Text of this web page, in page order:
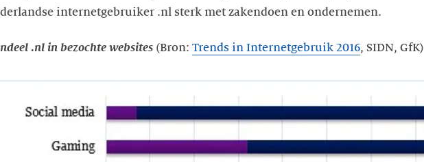
internetgebruiker .nl sterk met zakendoen en ondernemen.
.nl in bezochte websites (Bron: Trends in Internetgebruik 2016, SIDN, GfK)